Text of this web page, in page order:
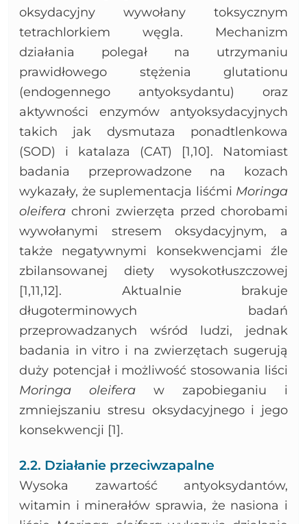
oksydacyjny wywołany toksycznym
tetrachlorkiem węgla. Mechanizm
działania polegał na utrzymaniu
prawidłowego stężenia glutationu
(endogennego antyoksydantu) oraz
aktywności enzymów antyoksydacyjnych
takich jak dysmutaza ponadtlenkowa
(SOD) i katalaza (CAT) [1,10]. Natomiast
badania przeprowadzone na kozach
wykazały, że suplementacja liśćmi Moringa
oleifera chroni zwierzęta przed chorobami
wywołanymi stresem oksydacyjnym, a
także negatywnymi konsekwencjami źle
zbilansowanej diety wysokotłuszczowej
[1,11,12]. Aktualnie brakuje
długoterminowych badań
przeprowadzanych wśród ludzi, jednak
badania in vitro i na zwierzętach sugerują
duży potencjał i możliwość stosowania liści
Moringa oleifera w zapobieganiu i
zmniejszaniu stresu oksydacyjnego i jego
konsekwencji [1].
2.2. Działanie przeciwzapalne
Wysoka zawartość antyoksydantów,
witamin i minerałów sprawia, że nasiona i